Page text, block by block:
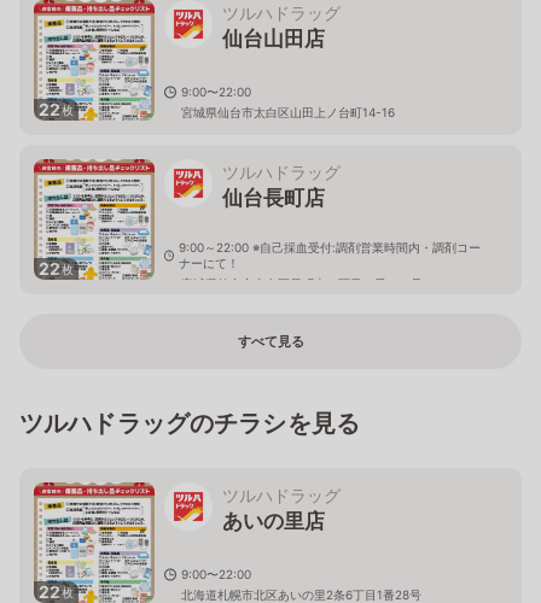
22枚
ツルハドラッグ
仙台山田店
9:00〜22:00
宮城県仙台市太白区山田上ノ台町14-16
22枚
ツルハドラッグ
仙台長町店
9:00～22:00 ※自己採血受付:調剤営業時間内・調剤コー
ナーにて！
宮城県仙台市太白区長町南二丁目６番１０号
すべて見る
ツルハドラッグのチラシを見る
22枚
ツルハドラッグ
あいの里店
9:00〜22:00
北海道札幌市北区あいの里2条6丁目1番28号